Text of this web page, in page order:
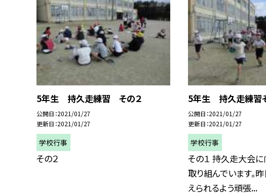
5年生 持久走練習 その２
公開日 2021/01/27
更新日 2021/01/27
学校行事
その２
5年生 持久走練習
公開日 2021/01/27
更新日 2021/01/27
学校行事
その１ 持久走大会
取り組んでいます。
えられるよう頑張...